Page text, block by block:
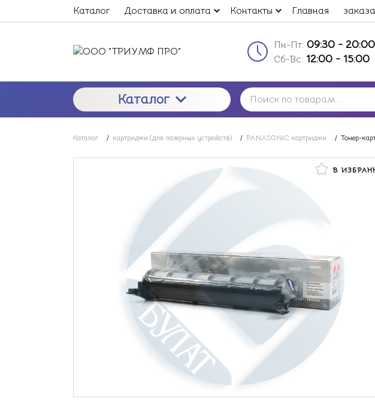
Каталог Доставка и оплата Контакты Главная
Пн-Пт: 09:30 - 20:00
Сб-Вс: 12:00 - 15:00
Каталог
Каталог / картриджи (для лазерных устройств) / PANASONIC картриджи / Тонер-
В